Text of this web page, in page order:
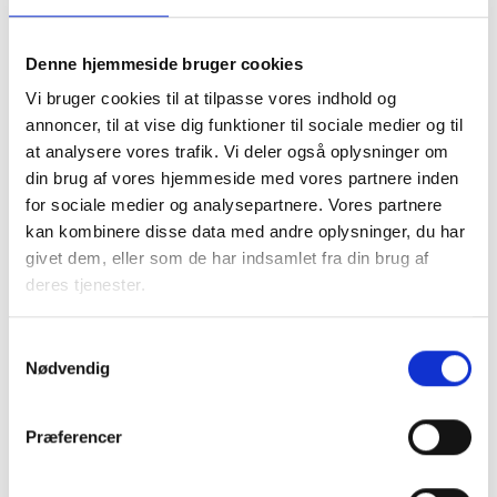
Denne hjemmeside bruger cookies
Vi bruger cookies til at tilpasse vores indhold og
annoncer, til at vise dig funktioner til sociale medier og til
at analysere vores trafik. Vi deler også oplysninger om
din brug af vores hjemmeside med vores partnere inden
for sociale medier og analysepartnere. Vores partnere
kan kombinere disse data med andre oplysninger, du har
givet dem, eller som de har indsamlet fra din brug af
deres tjenester.
Nødvendig
Præferencer
Dilemmaer og hensyn
Organisationsbestyrelsen skal sikre en effektiv drift for at
sikre rimelige huslejer. Samtidig skal
organisationsbestyrelsen sikre, at boligerne til hver en tid
kan lejes ud. Det kan kræve en særlig indsats med at
Hvis organisationsbestyrelsen beslutter at benytte
sponsoraftaler eller bidrag til velgørende formål som led i
sin markedsføring, så kan det give anledning til, at